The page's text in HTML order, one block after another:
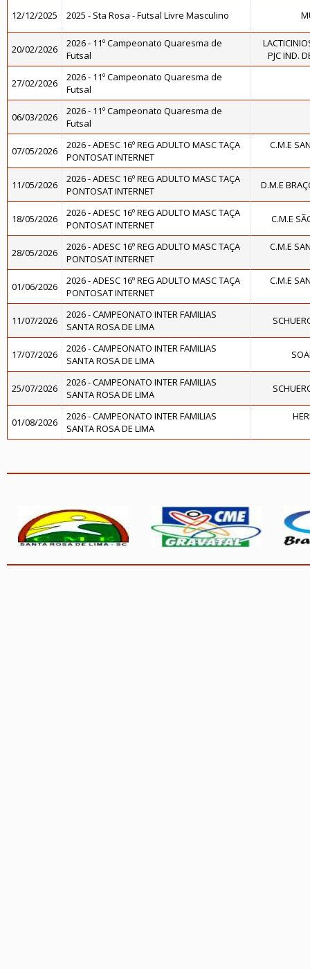
12/12/2025 2025 - Sta Rosa - Futsal Livre Masculino
20/02/2026
2026 - 11º Campeonato Quaresma de
Futsal
PJC IND.
27/02/2026
2026 - 11º Campeonato Quaresma de
Futsal
06/03/2026
2026 - 11º Campeonato Quaresma de
Futsal
07/05/2026
2026 - ADESC 16º REG ADULTO MASC TAÇA
PONTOSAT INTERNET
C.M.E
11/05/2026
2026 - ADESC 16º REG ADULTO MASC TAÇA
PONTOSAT INTERNET
D.M.E
18/05/2026
2026 - ADESC 16º REG ADULTO MASC TAÇA
PONTOSAT INTERNET
C.M.E
28/05/2026
2026 - ADESC 16º REG ADULTO MASC TAÇA
PONTOSAT INTERNET
C.M.E
01/06/2026
2026 - ADESC 16º REG ADULTO MASC TAÇA
PONTOSAT INTERNET
C.M.E
11/07/2026
2026 - CAMPEONATO INTER FAMILIAS
SANTA ROSA DE LIMA
17/07/2026
2026 - CAMPEONATO INTER FAMILIAS
SANTA ROSA DE LIMA
25/07/2026
2026 - CAMPEONATO INTER FAMILIAS
SANTA ROSA DE LIMA
01/08/2026
2026 - CAMPEONATO INTER FAMILIAS
SANTA ROSA DE LIMA